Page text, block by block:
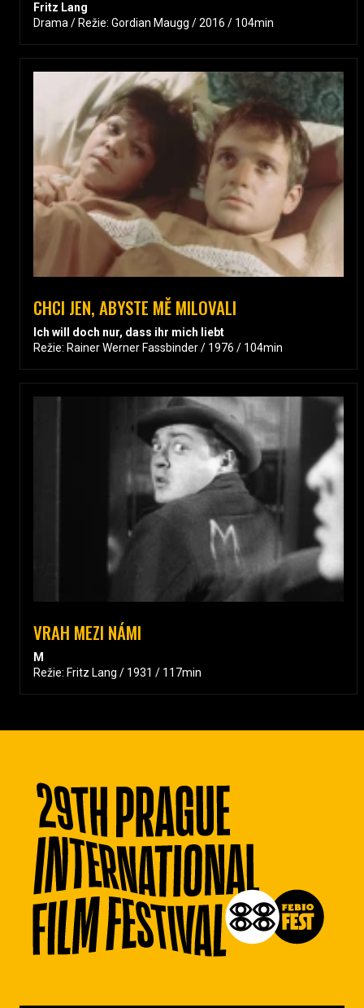
Fritz Lang
Drama / Režie: Gordian Maugg / 2016 / 104min
CHCI JEN, ABYSTE MĚ MILOVALI
Ich will doch nur, dass ihr mich liebt
Režie: Rainer Werner Fassbinder / 1976 / 104min
VRAH MEZI NÁMI
M
Režie: Fritz Lang / 1931 / 117min